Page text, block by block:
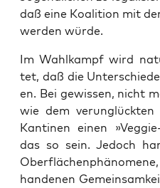
daß eine Koali­ti­on mit
wer­den würde.
Im Wahl­kampf wird
tet, daß die
en. Bei gewis­sen, nicht
wie dem
Kan­ti­nen einen
das so sein. Jedoch
han­de­nen